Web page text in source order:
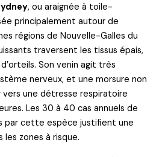
, ou araignée à toile-
principalement autour de
régions de Nouvelle-Galles du
traversent les tissus épais,
Son venin agit très
nerveux, et une morsure non
une détresse respiratoire
Les 30 à 40 cas annuels de
par cette espèce justifient une
les zones à risque.